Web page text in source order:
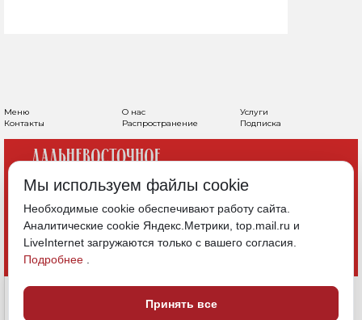
Меню О нас
Услуги
Контакты
Распространение Подписка
Мы используем файлы cookie
Необходимые cookie обеспечивают работу сайта.
Аналитические cookie Яндекс.Метрики, top.mail.ru и
LiveInternet загружаются только с вашего согласия.
Подробнее
Принять все